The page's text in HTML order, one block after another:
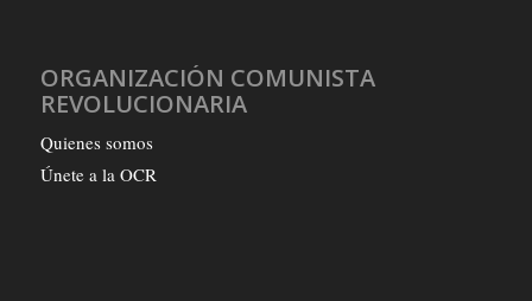
ORGANIZACIÓN COMUNISTA
REVOLUCIONARIA
Quienes somos
Únete a la OCR